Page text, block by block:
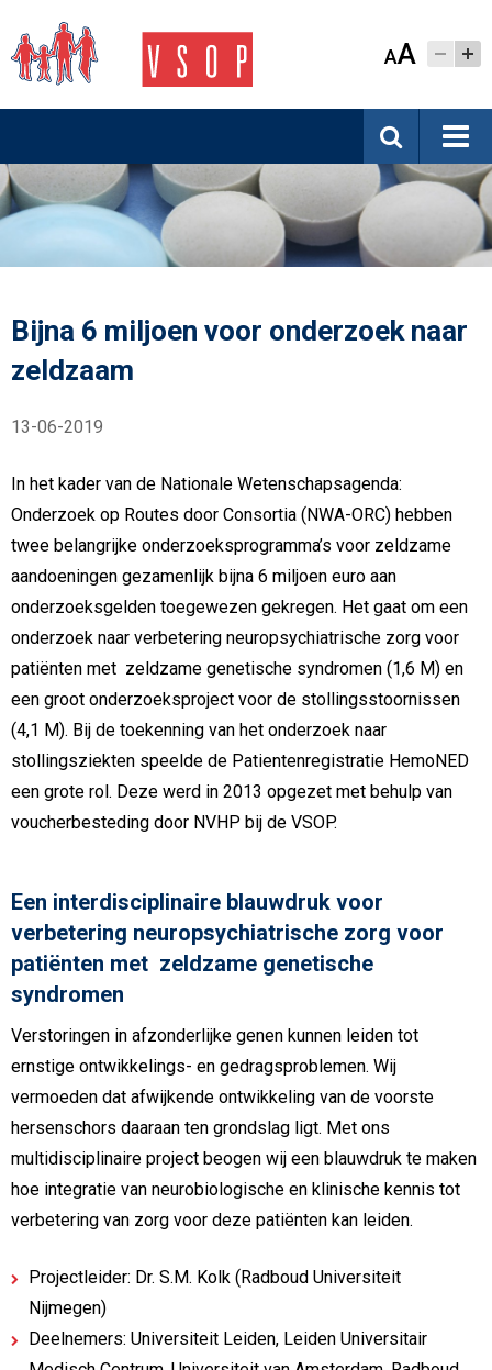
AA
Bijna 6 miljoen voor onderzoek naar
zeldzaam
13-06-2019
In het kader van de Nationale Wetenschapsagenda:
Onderzoek op Routes door Consortia (NWA-ORC) hebben
twee belangrijke onderzoeksprogramma’s voor zeldzame
aandoeningen gezamenlijk bijna 6 miljoen euro aan
onderzoeksgelden toegewezen gekregen. Het gaat om een
onderzoek naar verbetering neuropsychiatrische zorg voor
patiënten met zeldzame genetische syndromen (1,6 M) en
een groot onderzoeksproject voor de stollingsstoornissen
(4,1 M). Bij de toekenning van het onderzoek naar
stollingsziekten speelde de Patientenregistratie HemoNED
een grote rol. Deze werd in 2013 opgezet met behulp van
voucherbesteding door NVHP bij de VSOP.
Een interdisciplinaire blauwdruk voor
verbetering neuropsychiatrische zorg voor
patiënten met zeldzame genetische
syndromen
Verstoringen in afzonderlijke genen kunnen leiden tot
ernstige ontwikkelings- en gedragsproblemen. Wij
vermoeden dat afwijkende ontwikkeling van de voorste
hersenschors daaraan ten grondslag ligt. Met ons
multidisciplinaire project beogen wij een blauwdruk te maken
hoe integratie van neurobiologische en klinische kennis tot
verbetering van zorg voor deze patiënten kan leiden.
Projectleider: Dr. S.M. Kolk (Radboud Universiteit
Nijmegen)
Deelnemers: Universiteit Leiden, Leiden Universitair